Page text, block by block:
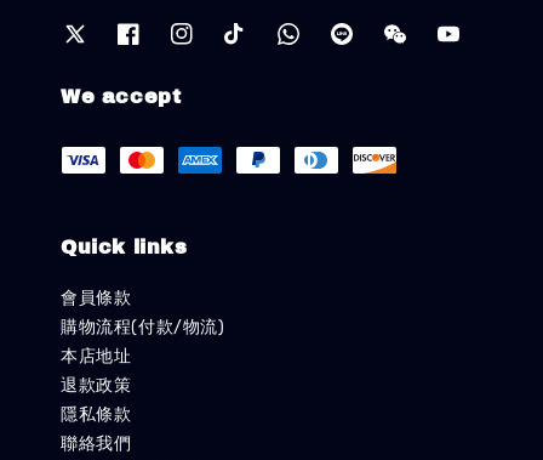
We accept
Quick links
會員條款
購物流程(付款/物流)
本店地址
退款政策
隱私條款
聯絡我們